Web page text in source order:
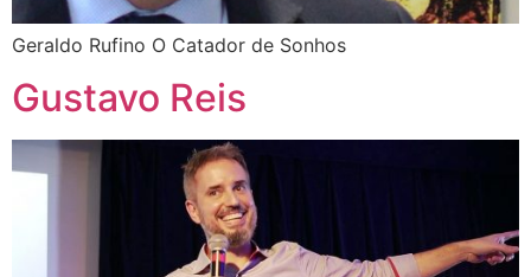
Geraldo Rufino O Catador de Sonhos
Gustavo Reis